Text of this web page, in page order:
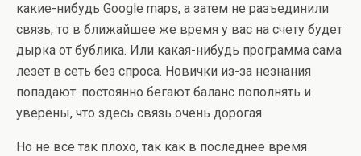
какие-нибудь Google maps, а затем не разъединили
связь, то в ближайшее же время у вас на счету будет
дырка от бублика. Или какая-нибудь программа сама
лезет в сеть без спроса. Новички из-за незнания
попадают: постоянно бегают баланс пополнять и
уверены, что здесь связь очень дорогая.
Но не все так плохо, так как в последнее время